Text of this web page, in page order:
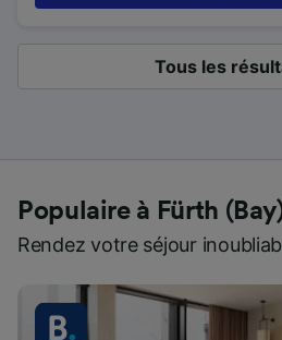
Tous les
Populaire à Fürth
Rendez votre séjour